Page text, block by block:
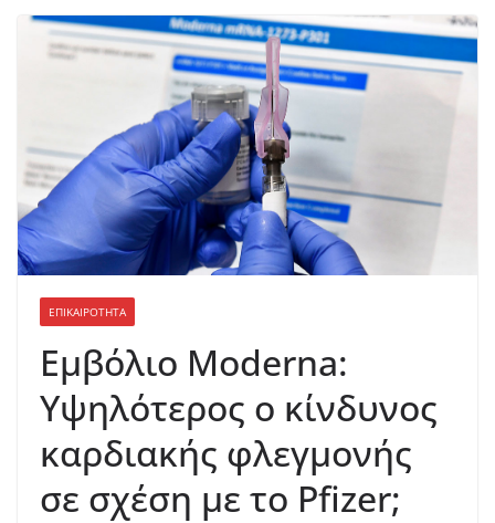
ΕΠΙΚΑΙΡΟΤΗΤΑ
Εμβόλιο Moderna:
Υψηλότερος ο κίνδυνος
καρδιακής φλεγμονής
σε σχέση με το Pfizer;